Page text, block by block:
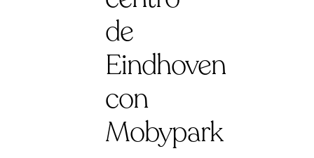
de
Eindhoven
con
Mobypark